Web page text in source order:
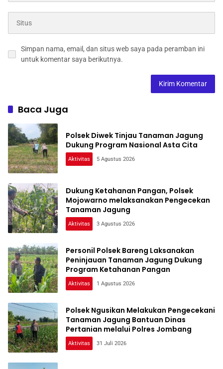
Simpan nama, email, dan situs web saya pada peramban ini
untuk komentar saya berikutnya.
Baca Juga
Polsek Diwek Tinjau Tanaman Jagung
Dukung Program Nasional Asta Cita
Aktivitas 5 Agustus 2026
Dukung Ketahanan Pangan, Polsek
Mojowarno melaksanakan Pengecekan
Tanaman Jagung
Aktivitas 3 Agustus 2026
Personil Polsek Bareng Laksanakan
Peninjauan Tanaman Jagung Dukung
Program Ketahanan Pangan
Aktivitas 1 Agustus 2026
Polsek Ngusikan Melakukan Pengecekani
Tanaman Jagung Bantuan Dinas
Pertanian melalui Polres Jombang
Aktivitas 31 Juli 2026